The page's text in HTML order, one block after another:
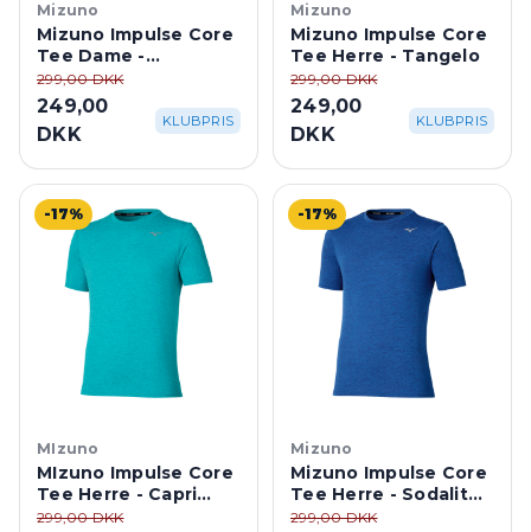
Mizuno
Mizuno Impulse Core
Tee Dame -
Nantucket Breeze
299,00 DKK
249,00
DKK
KLUBPRIS
Mizuno
Mizuno Impulse Core
Tee Herre - Tangelo
299,00 DKK
249,00
DKK
KLUBPRIS
-17%
MIzuno
MIzuno Impulse Core
Tee Herre - Capri
Breeze
299,00 DKK
-17%
Mizuno
Mizuno Impulse Core
Tee Herre - Sodalite
Blue
299,00 DKK